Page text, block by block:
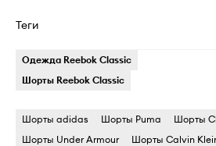
Теги
Одежда Reebok Classic
Шорты Reebok Classic
Шорты adidas Шорты Puma
Шорты
Шорты Under Armour
Шорты Calvin